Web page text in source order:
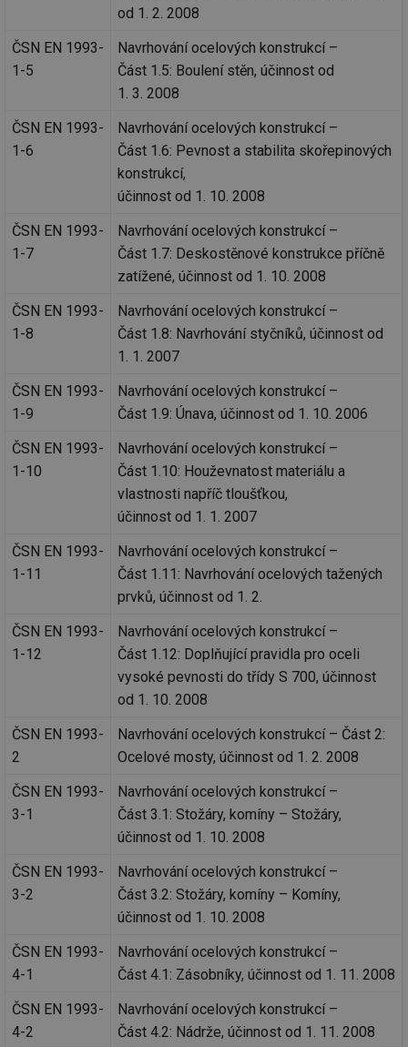
od 1. 2. 2008
ČSN EN 1993-
1-5
Navrhování ocelových konstrukcí –
Část 1.5: Boulení stěn, účinnost od
1. 3. 2008
ČSN EN 1993-
1-6
Navrhování ocelových konstrukcí –
Část 1.6: Pevnost a stabilita skořepinových
konstrukcí,
účinnost od 1. 10. 2008
ČSN EN 1993-
1-7
Navrhování ocelových konstrukcí –
Část 1.7: Deskostěnové konstrukce příčně
zatížené, účinnost od 1. 10. 2008
ČSN EN 1993-
1-8
Navrhování ocelových konstrukcí –
Část 1.8: Navrhování styčníků, účinnost od
1. 1. 2007
ČSN EN 1993-
1-9
Navrhování ocelových konstrukcí –
Část 1.9: Únava, účinnost od 1. 10. 2006
ČSN EN 1993-
1-10
Navrhování ocelových konstrukcí –
Část 1.10: Houževnatost materiálu a
vlastnosti napříč tloušťkou,
účinnost od 1. 1. 2007
ČSN EN 1993-
1-11
Navrhování ocelových konstrukcí –
Část 1.11: Navrhování ocelových tažených
prvků, účinnost od 1. 2.
ČSN EN 1993-
1-12
Navrhování ocelových konstrukcí –
Část 1.12: Doplňující pravidla pro oceli
vysoké pevnosti do třídy S 700, účinnost
od 1. 10. 2008
ČSN EN 1993-
2
Navrhování ocelových konstrukcí – Část 2:
Ocelové mosty, účinnost od 1. 2. 2008
ČSN EN 1993-
3-1
Navrhování ocelových konstrukcí –
Část 3.1: Stožáry, komíny – Stožáry,
účinnost od 1. 10. 2008
ČSN EN 1993-
3-2
Navrhování ocelových konstrukcí –
Část 3.2: Stožáry, komíny – Komíny,
účinnost od 1. 10. 2008
ČSN EN 1993-
4-1
Navrhování ocelových konstrukcí –
Část 4.1: Zásobníky, účinnost od 1. 11. 2008
ČSN EN 1993-
4-2
Navrhování ocelových konstrukcí –
Část 4.2: Nádrže, účinnost od 1. 11. 2008